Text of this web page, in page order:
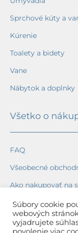
Sprchové kúty a
Kúrenie
Toalety a bidety
Vane
Nábytok a doplnky
Všetko o
FAQ
Všeobecné
Ako nakupovať na
Ochrana osobných
Reklamačný
Súbory cookie
webových
vyjadrujete